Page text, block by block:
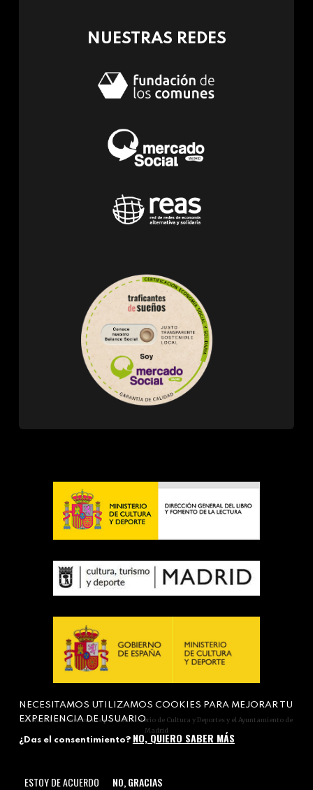
NUESTRAS REDES
Actividad subvencionada por el Ministerio de Cultura y Deportes y el Ayuntamiento de
Madrid
NECESITAMOS UTILIZAMOS COOKIES PARA MEJORAR TU
EXPERIENCIA DE USUARIO
¿Das el consentimiento? NO, QUIERO SABER MÁS
ESTOY DE ACUERDO NO, GRACIAS